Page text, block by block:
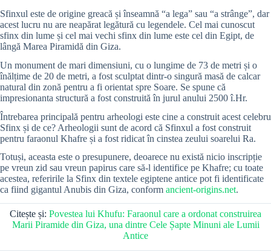
Sfinxul este de origine greacă și înseamnă “a lega” sau “a strânge”, dar
acest lucru nu are neapărat legătură cu legendele. Cel mai cunoscut
sfinx din lume și cel mai vechi sfinx din lume este cel din Egipt, de
lângă Marea Piramidă din Giza.
Un monument de mari dimensiuni, cu o lungime de 73 de metri și o
înălțime de 20 de metri, a fost sculptat dintr-o singură masă de calcar
natural din zonă pentru a fi orientat spre Soare. Se spune că
impresionanta structură a fost construită în jurul anului 2500 î.Hr.
Întrebarea principală pentru arheologi este cine a construit acest celebru
Sfinx și de ce? Arheologii sunt de acord că Sfinxul a fost construit
pentru faraonul Khafre și a fost ridicat în cinstea zeului soarelui Ra.
Totuși, aceasta este o presupunere, deoarece nu există nicio inscripție
pe vreun zid sau vreun papirus care să-l identifice pe Khafre; cu toate
acestea, referirile la Sfinx din textele egiptene antice pot fi identificate
ca fiind gigantul Anubis din Giza, conform ancient-origins.net.
Citește și: Povestea lui Khufu: Faraonul care a ordonat construirea
Marii Piramide din Giza, una dintre Cele Șapte Minuni ale Lumii
Antice